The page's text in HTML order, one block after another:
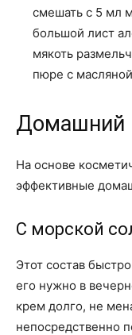
смешать с 5 мл
большой лист
мякоть
пюре с
Домашний
На основе
эффективные
С морской
Этот состав
его нужно в
крем долго, не
непосредственно